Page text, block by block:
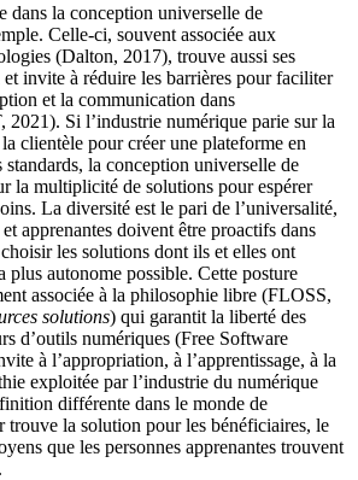
dans la conception universelle de
Celle-ci, souvent associée aux
(Dalton, 2017), trouve aussi ses
invite à réduire les barrières pour faciliter
et la communication dans
2021). Si l’industrie numérique parie sur la
clientèle pour créer une plateforme en
standards, la conception universelle de
la multiplicité de solutions pour espérer
La diversité est le pari de l’universalité,
apprenantes doivent être proactifs dans
les solutions dont ils et elles ont
plus autonome possible. Cette posture
associée à la philosophie libre (FLOSS,
solutions) qui garantit la liberté des
d’outils numériques (Free Software
à l’appropriation, à l’apprentissage, à la
exploitée par l’industrie du numérique
différente dans le monde de
trouve la solution pour les bénéficiaires, le
que les personnes apprenantes trouvent